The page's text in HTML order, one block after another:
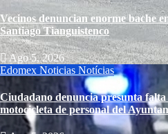
Vecinos denuncian enorme bache
Santiago Tianguistenco
Ago 5, 2026
Edomex Noticias Notícias
Ciudadano denuncia presunta falta
motocicleta de personal del